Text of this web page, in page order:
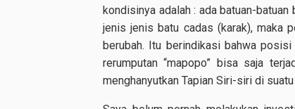
kondisinya adalah : ada batuan-
jenis jenis batu cadas (karak), maka
berubah. Itu berindikasi bahwa
rerumputan “mapopo” bisa saja
menghanyutkan Tapian Siri-siri di suatu